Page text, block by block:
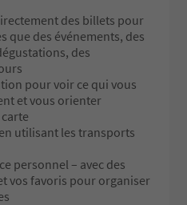
des billets pour
que des événements, des
des
pour voir ce qui vous
et vous orienter
utilisant les transports
personnel – avec des
vos favoris pour organiser